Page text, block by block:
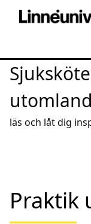
läs och låt dig
Praktik